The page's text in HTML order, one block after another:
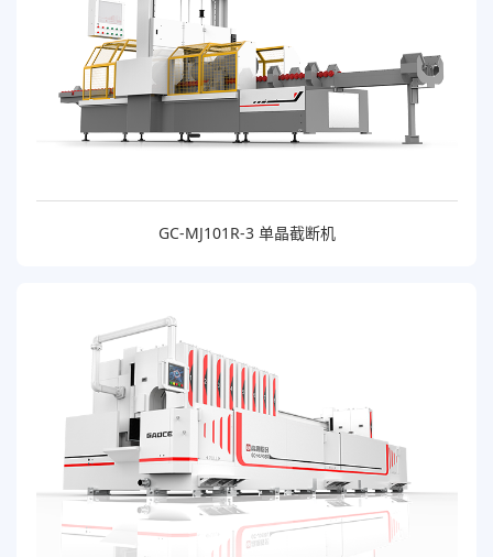
GC-MJ101R-3 单晶截断机